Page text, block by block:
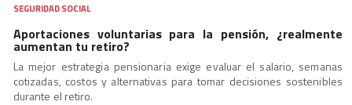
SEGURIDAD SOCIAL
Aportaciones voluntarias para la pensión, ¿realmente
aumentan tu retiro?
La mejor estrategia pensionaria exige evaluar el salario, semanas
cotizadas, costos y alternativas para tomar decisiones sostenibles
durante el retiro.